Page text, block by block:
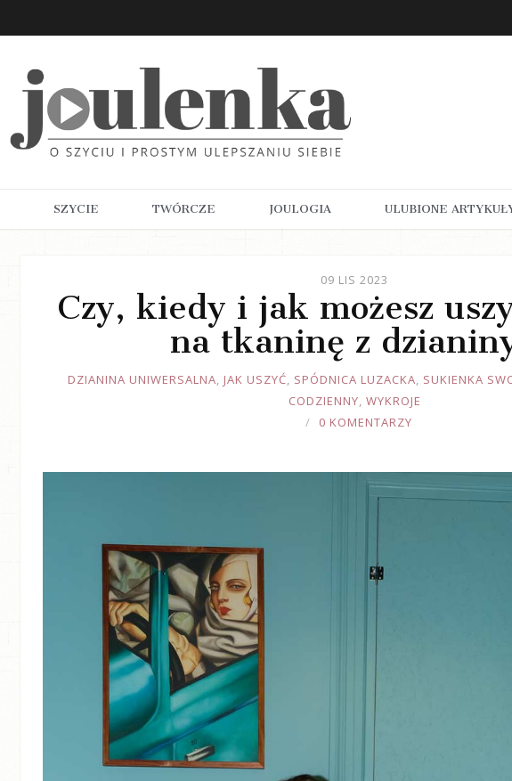
SZYCIE TWÓRCZE JOULOGIA ULUBIONE
09 LIS 2023
Czy, kiedy i jak możesz
na tkaninę z
JOULEDZIANINA UNIWERSALNA, JAK USZYĆ, SPÓDNICA LUZACKA, SUKIENKA
CODZIENNY, WYKROJE
0 KOMENTARZY